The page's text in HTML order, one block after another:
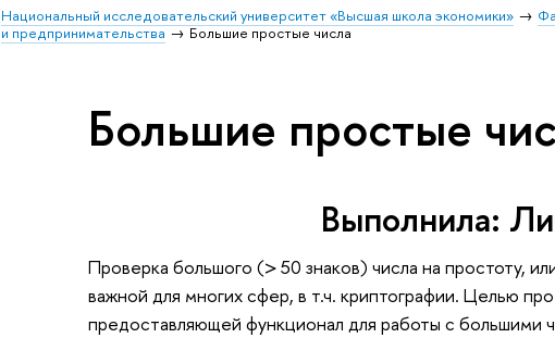
Национальный исследовательский университет «Высшая школа экономики»
и предпринимательства
Большие пpостые числа
Большие пpостые
Выполнила:
Проверка большого (> 50 знаков) числа на простоту,
важной для многих сфер, в т.ч. криптографии. Целью
предоставляющей функционал для работы с большими